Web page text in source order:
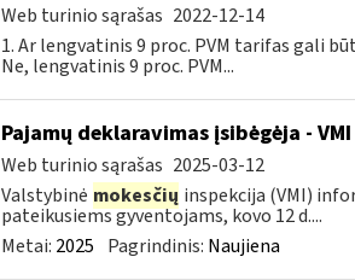
Web turinio sąrašas 2022-12-14
1. Ar lengvatinis 9 proc. PVM tarifas gali
Ne, lengvatinis 9 proc. PVM...
Pajamų deklaravimas įsibėgėja -
Web turinio sąrašas 2025-03-12
Valstybinė mokesčių inspekcija (VMI)
pateikusiems gyventojams, kovo 12 d....
Metai: 2025 Pagrindinis: Naujiena